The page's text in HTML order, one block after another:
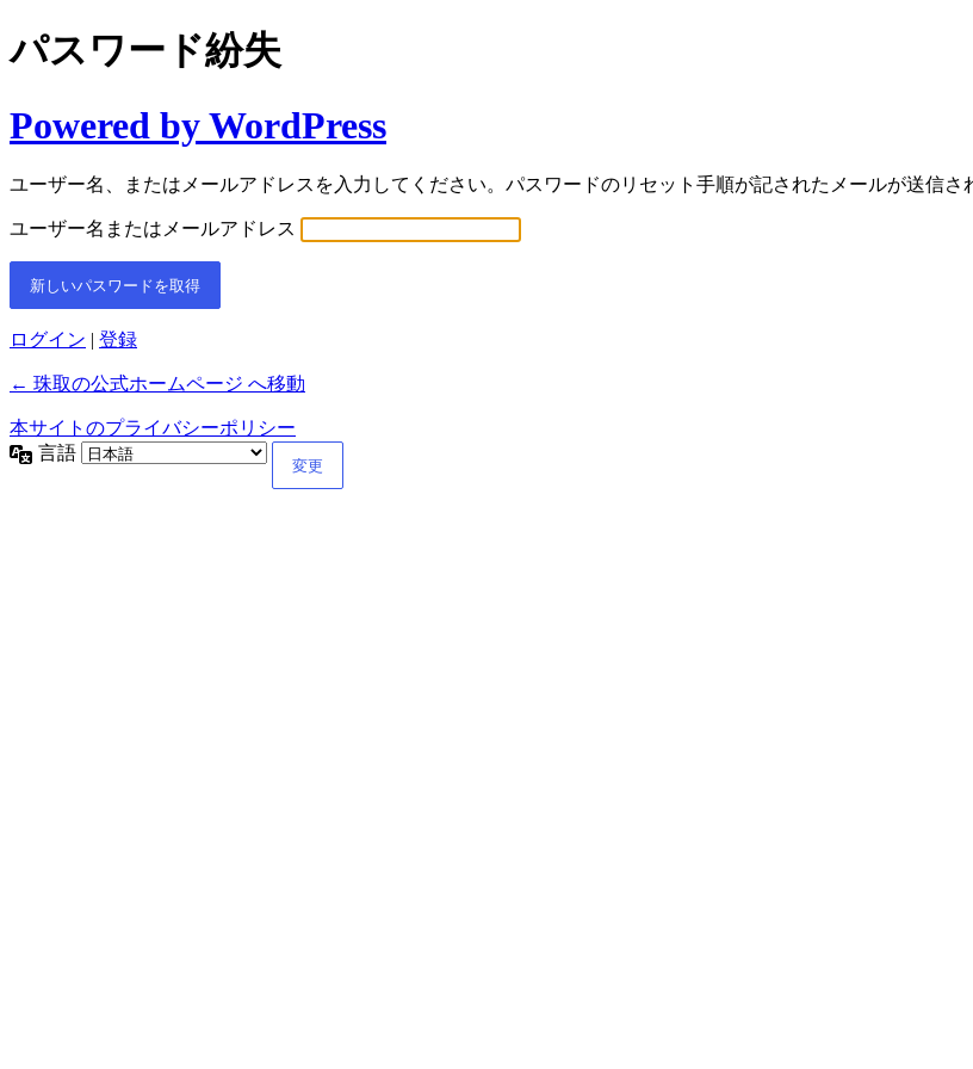
パスワード紛失
Powered by WordPress
ユーザー名、またはメールアドレスを入力してください。パスワードのリセット手順が記されたメールが送信さ
ユーザー名またはメールアドレス
ログイン | 登録
← 珠取の公式ホームページ へ移動
本サイトのプライバシーポリシー
言語